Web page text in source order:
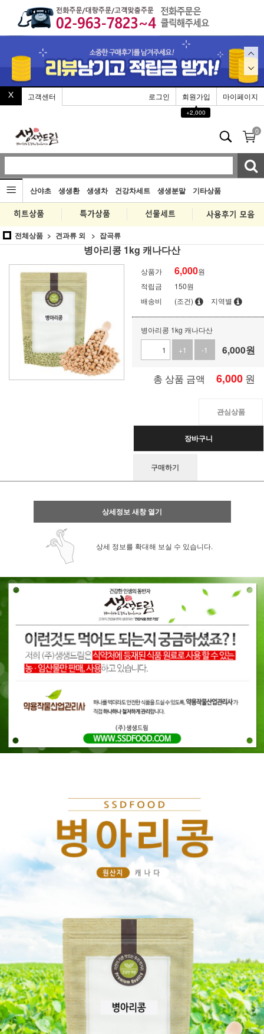
고객센터 로그인 회원가입
▲
+2,000
마이페이지
0
산야초 생생환 생생차 건강차세트 생생분말 기타상품
전체상품 견과류 외 잡곡류
병아리콩 1kg 캐나다산
상품가 6,000원
적립금
150원
배송비
(조건) 지역별
병아리콩 1kg 캐나다산
+1
-1 6,000원
총 상품 금액 6,000 원
관심상품
장바구니
구매하기
상세정보 새창 열기
상세 정보를 확대해 보실 수 있습니다.